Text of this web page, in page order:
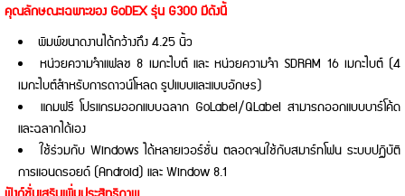
คุณลักษณะเฉพาะของGoDEX รุ่น G300 มีดังนี้
พิมพ์ขนาดงานได้กว้างถึง 4.25 นิ้ว
หน่วยความจำแฟลช 8 เมกะไบต์ และ หน่วยความจำ SDRAM 16 เมกะไบต์ (4
เมกะไบต์สำหรับการดาวน์โหลด รูปแบบและแบบอักษร)
แถมฟรี โปรแกรมออกแบบฉลาก GoLabel/QLabel สามารถออกแบบบาร์โค้ด
และฉลากได้เอง
ใช้ร่วมกับ Windows ได้หลายเวอร์ชั่น ตลอดจนใช้กับสมาร์ทโฟน ระบบปฏิบัติ
การแอนดรอยด์ (Android) และ Window 8.1